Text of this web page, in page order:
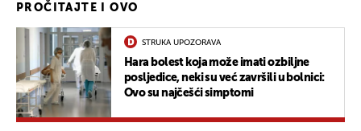
PROČITAJTE I OVO
STRUKA UPOZORAVA
Hara bolest koja može imati ozbiljne
posljedice, neki su već završili u bolnici:
Ovo su najčešći simptomi